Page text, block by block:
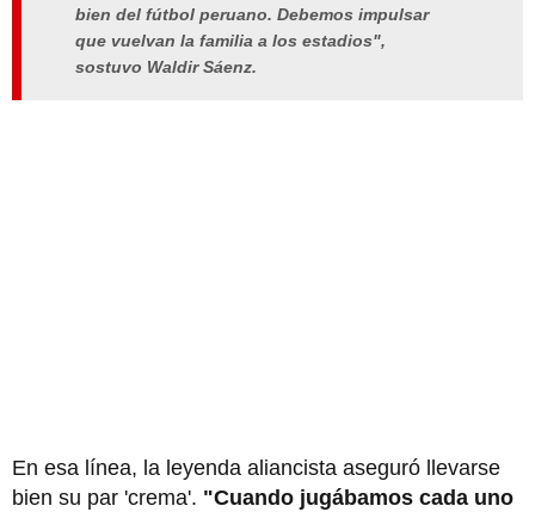
bien del fútbol peruano. Debemos impulsar
que vuelvan la familia a los estadios",
sostuvo Waldir Sáenz.
En esa línea, la leyenda aliancista aseguró llevarse
bien su par 'crema'. "Cuando jugábamos cada uno